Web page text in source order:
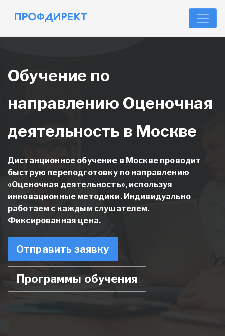
Обучение по
направлению Оценочная
деятельность в Москве
Дистанционное обучение в Москве проводит
быструю переподготовку по направлению
«Оценочная деятельность», используя
инновационные методики. Индивидуально
работаем с каждым слушателем.
Фиксированная цена.
Отправить заявку
Программы обучения